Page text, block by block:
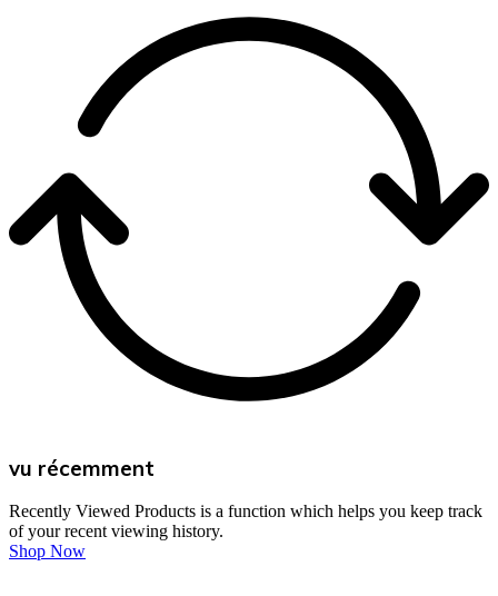
vu récemment
Recently Viewed Products is a function which helps you keep track
of your recent viewing history.
Shop Now